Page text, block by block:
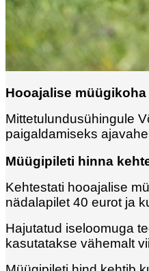
Hooajalise
Mittetulundusühingule
paigaldamiseks
Müügipileti hinna
Kehtestati hooajalise
nädalapilet 40 eurot ja
Hajutatud iseloomuga
kasutatakse vähemalt